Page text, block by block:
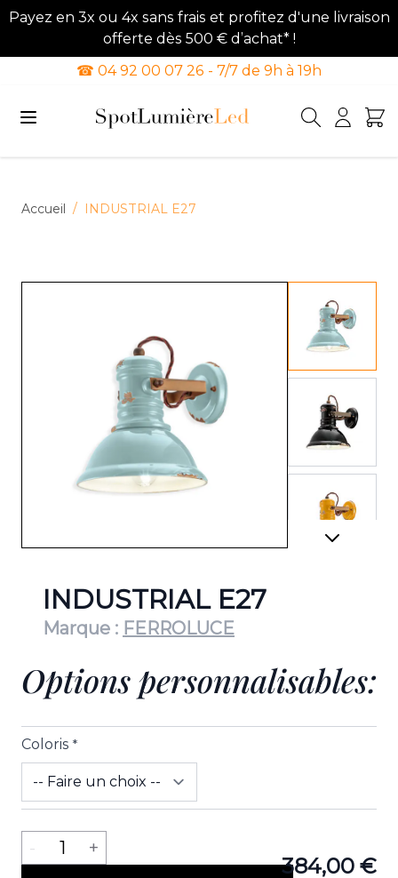
Payez en 3x ou 4x sans frais et profitez d'une livraison
offerte dès 500 € d’achat* !
☎ 04 92 00 07 26 - 7/7 de 9h à 19h
Accueil / INDUSTRIAL E27
View
INDUSTRIAL E27
Marque : FERROLUCE
Options personnalisables:
Coloris *
384,00 €
Quantité
- 1 +